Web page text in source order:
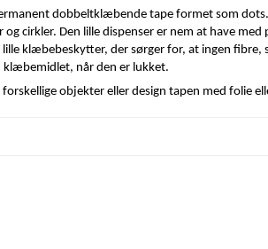
dobbeltklæbende tape formet som
cirkler. Den lille dispenser er nem at have med
lille klæbebeskytter, der sørger for, at ingen fibre,
klæbemidlet, når den er lukket.
objekter eller design tapen med folie